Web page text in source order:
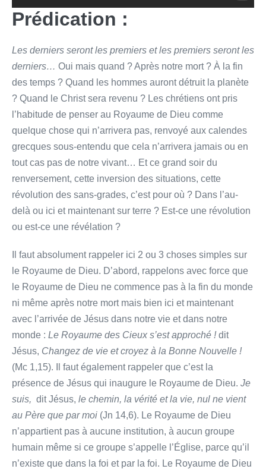
Prédication :
Les derniers seront les premiers et les premiers seront les
derniers… Oui mais quand ? Après notre mort ? À la fin
des temps ? Quand les hommes auront détruit la planète
? Quand le Christ sera revenu ? Les chrétiens ont pris
l’habitude de penser au Royaume de Dieu comme
quelque chose qui n’arrivera pas, renvoyé aux calendes
grecques sous-entendu que cela n’arrivera jamais ou en
tout cas pas de notre vivant… Et ce grand soir du
renversement, cette inversion des situations, cette
révolution des sans-grades, c’est pour où ? Dans l’au-
delà ou ici et maintenant sur terre ? Est-ce une révolution
ou est-ce une révélation ?
Il faut absolument rappeler ici 2 ou 3 choses simples sur
le Royaume de Dieu. D’abord, rappelons avec force que
le Royaume de Dieu ne commence pas à la fin du monde
ni même après notre mort mais bien ici et maintenant
avec l’arrivée de Jésus dans notre vie et dans notre
monde : Le Royaume des Cieux s’est approché !dit
Jésus, Changez de vie et croyez à la Bonne Nouvelle !
(Mc 1,15). Il faut également rappeler que c’est la
présence de Jésus qui inaugure le Royaume de Dieu. Je
suis, dit Jésus, le chemin, la vérité et la vie, nul ne vient
au Père que par moi (Jn 14,6). Le Royaume de Dieu
n’appartient pas à aucune institution, à aucun groupe
humain même si ce groupe s’appelle l’Église, parce qu’il
n’existe que dans la foi et par la foi. Le Royaume de Dieu